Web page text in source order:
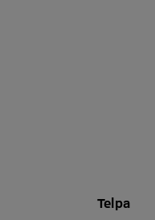
Telpa